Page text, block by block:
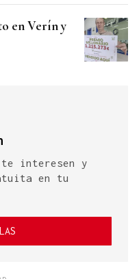
en Verín y
te interesen y
en tu